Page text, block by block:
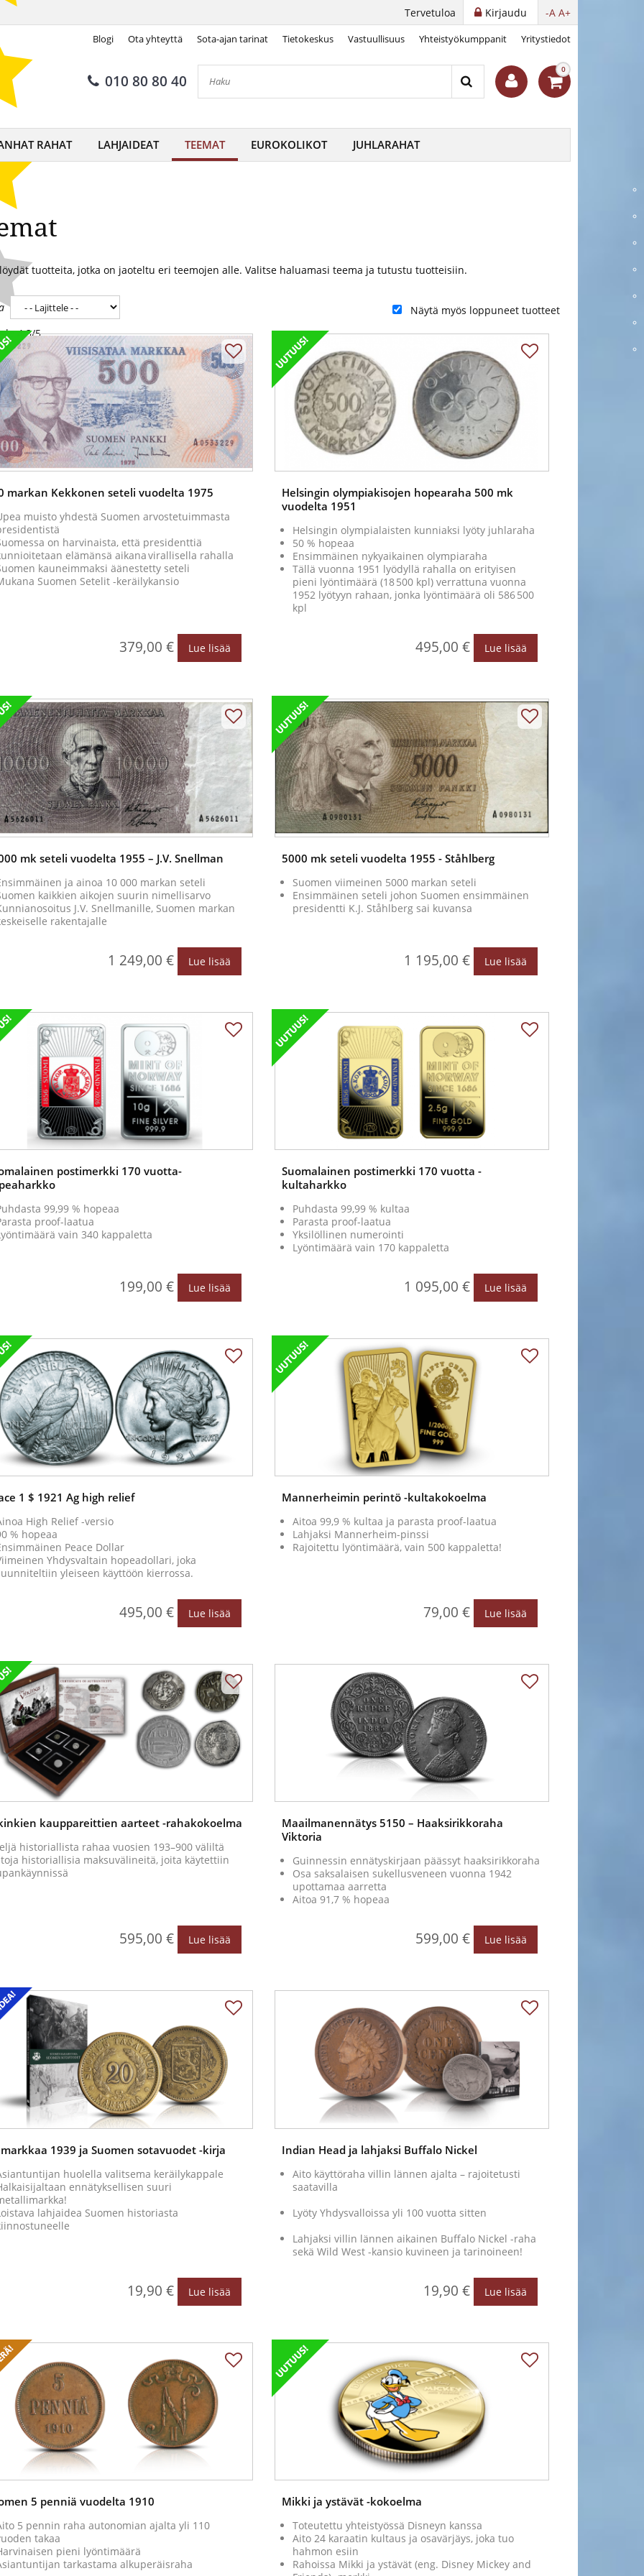
-A A+
Kirjaudu
Tervetuloa
Blogi Ota yhteyttä Sota-ajan tarinat Tietokeskus Vastuullisuus Yhteistyökumppanit Yritystiedot
4.3/5
010 80 80 40
0
RAHAT LAHJAIDEAT TEEMAT EUROKOLIKOT JUHLARAHAT
tuotteita, jotka on jaoteltu eri teemojen alle. Valitse haluamasi teema ja tutustu tuotteisiin.
Näytä myös loppuneet tuotteet
markan Kekkonen seteli vuodelta 1975
muisto yhdestä Suomen arvostetuimmasta
on harvinaista, että presidenttiä
elämänsä aikana virallisella rahalla
kauneimmaksi äänestetty seteli
Suomen Setelit -keräilykansio
379,00 € Lue lisää
Helsingin olympiakisojen hopearaha 500 mk
vuodelta 1951
Helsingin olympialaisten kunniaksi lyöty juhlaraha
50 % hopeaa
Ensimmäinen nykyaikainen olympiaraha
Tällä vuonna 1951 lyödyllä rahalla on erityisen
pieni lyöntimäärä (18 500 kpl) verrattuna vuonna
1952 lyötyyn rahaan, jonka lyöntimäärä oli 586 500
kpl
495,00 € Lue lisää
mk seteli vuodelta 1955 – J.V. Snellman
ja ainoa 10 000 markan seteli
kaikkien aikojen suurin nimellisarvo
J.V. Snellmanille, Suomen markan
rakentajalle
1 249,00 € Lue lisää
5000 mk seteli vuodelta 1955 - Ståhlberg
Suomen viimeinen 5000 markan seteli
Ensimmäinen seteli johon Suomen ensimmäinen
presidentti K.J. Ståhlberg sai kuvansa
1 195,00 € Lue lisää
postimerkki 170 vuotta-
99,99 % hopeaa
proof-laatua
vain 340 kappaletta
199,00 € Lue lisää
Suomalainen postimerkki 170 vuotta -
kultaharkko
Puhdasta 99,99 % kultaa
Parasta proof-laatua
Yksilöllinen numerointi
Lyöntimäärä vain 170 kappaletta
1 095,00 € Lue lisää
1 $ 1921 Ag high relief
High Relief -versio
% hopeaa
Peace Dollar
Yhdysvaltain hopeadollari, joka
yleiseen käyttöön kierrossa.
495,00 € Lue lisää
Mannerheimin perintö -kultakokoelma
Aitoa 99,9 % kultaa ja parasta proof-laatua
Lahjaksi Mannerheim-pinssi
Rajoitettu lyöntimäärä, vain 500 kappaletta!
79,00 € Lue lisää
kauppareittien aarteet -rahakokoelma
historiallista rahaa vuosien 193–900 väliltä
historiallisia maksuvälineitä, joita käytettiin
595,00 € Lue lisää
Maailmanennätys 5150 – Haaksirikkoraha
Viktoria
Guinnessin ennätyskirjaan päässyt haaksirikkoraha
Osa saksalaisen sukellusveneen vuonna 1942
upottamaa aarretta
Aitoa 91,7 % hopeaa
599,00 € Lue lisää
1939 ja Suomen sotavuodet -kirja
huolella valitsema keräilykappale
ennätyksellisen suuri
lahjaidea Suomen historiasta
19,90 € Lue lisää
Indian Head ja lahjaksi Buffalo Nickel
Aito käyttöraha villin lännen ajalta – rajoitetusti
saatavilla
Lyöty Yhdysvalloissa yli 100 vuotta sitten
Lahjaksi villin lännen aikainen Buffalo Nickel -raha
sekä Wild West -kansio kuvineen ja tarinoineen!
19,90 € Lue lisää
5 penniä vuodelta 1910
5 pennin raha autonomian ajalta yli 110
takaa
pieni lyöntimäärä
tarkastama alkuperäisraha
Mikki ja ystävät -kokoelma
Toteutettu yhteistyössä Disneyn kanssa
Aito 24 karaatin kultaus ja osavärjäys, joka tuo
hahmon esiin
Rahoissa Mikki ja ystävät (eng. Disney Mickey and